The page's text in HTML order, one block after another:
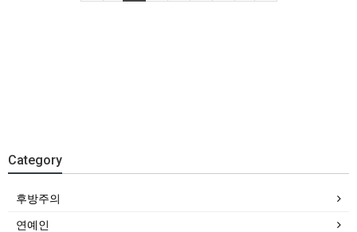
Category
후방주의
연예인